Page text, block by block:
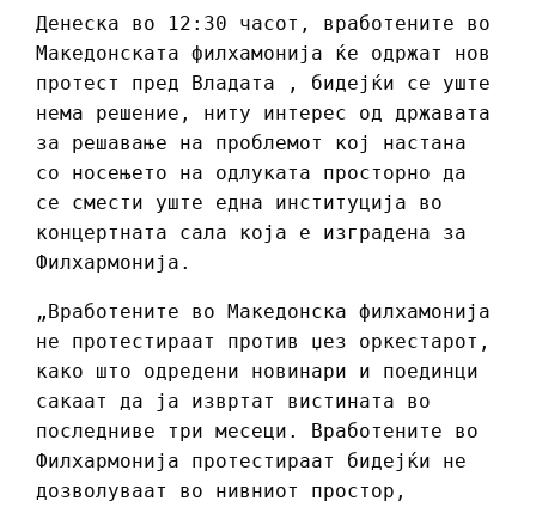
Денеска во 12:30 часот, вработените во
Македонската филхамонија ќе одржат нов
протест пред Владата , бидејќи се уште
нема решение, ниту интерес од државата
за решавање на проблемот кој настана
со носењето на одлуката просторно да
се смести уште една институција во
концертната сала која е изградена за
Филхармонија.
„Вработените во Македонска филхамонија
не протестираат против џез оркестарот,
како што одредени новинари и поединци
сакаат да ја извртат вистината во
последниве три месеци. Вработените во
Филхармонија протестираат бидејќи не
дозволуваат во нивниот простор,